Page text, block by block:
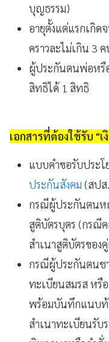
บุญธรรม)
อายุตั้งแต่แรกเกิ
คราวละไม่เกิน 3
ผู้ประกันตนพ่อหรื
สิทธิได้ 1 สิทธิ
เอกสารที่ต้องใช้รับ "เ
แบบคำขอรับประ
ประกันสังคม (สปส
กรณีผู้ประกันตนห
สูติบัตรบุตร (กรณี
สำเนาสูติบัตรของ
กรณีผู้ประกันตนช
ทะเบียนสมรส หรื
พร้อมบันทึกแนบท้
สำเนาทะเบียนรับ